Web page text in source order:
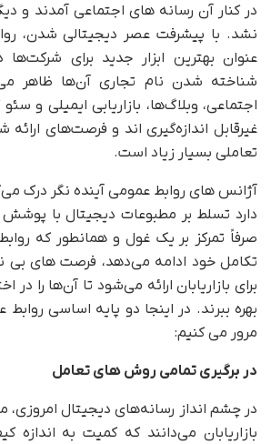
در کنار آن رسانه های اجتماعی آمدند و
نشد. با پیشرفت عصر دیجیتالی شدن،
عنوان بهترین ابزار جدید برای
شناخته شدن نام تجاری آن‌ها ظاهر
غیرقابل اندازه‌گیری اند و فرصت‌های
تعاملی بسیار زیاد است.
آژانس های روابط عمومی آینده نگر درک
دارد تسلط بر مطبوعات دیجیتال با
صرفاً تمرکز بر یک غول و همانطور که
تکامل خود ادامه می‌دهد، فرصت های بی
برای بازاریابان ارائه می‌شود تا آن‌ها را در
بهره ببرند. در اینجا دو پایه اساسی
مرور می کنیم:
در برگیری تمامی روش های تعامل
در چشم انداز رسانه‌های دیجیتال امروزی،
بازاریابان می‌دانند که کمیت به